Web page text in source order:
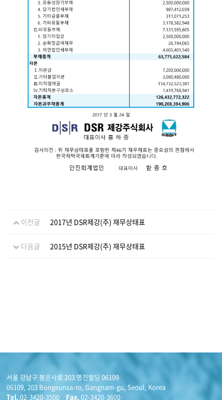
이전글 2017년 DSR제강(주) 재무상태표
다음글 2015년 DSR제강(주) 재무상태표
서울 강남구 봉은사로 203 명진빌딩 06109
06109, 203 Bongeunsa-ro, Gangnam-gu, Seoul, Korea
Tel.02-3420-3500 Fax.02-3420-3600